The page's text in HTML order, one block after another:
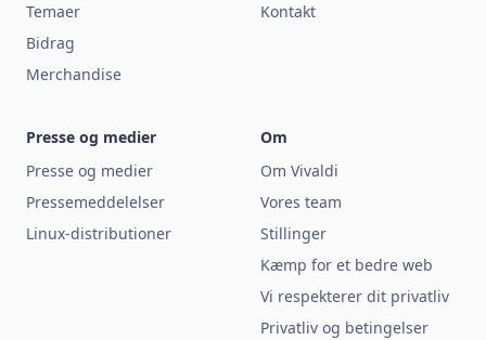
Temaer
Bidrag
Merchandise
Kontakt
Presse og medier
Presse og medier
Pressemeddelelser
Linux-distributioner
Om
Om Vivaldi
Vores team
Stillinger
Kæmp for et bedre web
Vi respekterer dit privatliv
Privatliv og betingelser